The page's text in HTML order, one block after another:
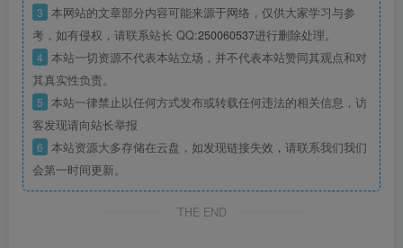
3 本网站的文章部分内容可能来源于网络，仅供大家学习与参
考，如有侵权，请联系站长 QQ:250060537进行删除处理。
4 本站一切资源不代表本站立场，并不代表本站赞同其观点和对
其真实性负责。
5 本站一律禁止以任何方式发布或转载任何违法的相关信息，访
客发现请向站长举报
6 本站资源大多存储在云盘，如发现链接失效，请联系我们我们
会第一时间更新。
THE END